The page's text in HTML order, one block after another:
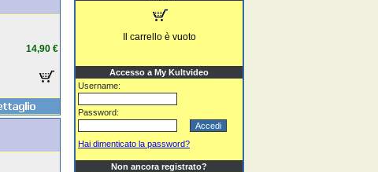
14,90 €
Il carrello è vuoto
Accesso a My Kultvideo
Username:
Password:
Hai dimenticato la password?
Non ancora registrato?